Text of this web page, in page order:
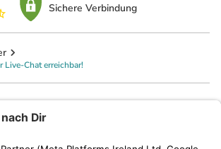
Sichere Verbindung
Live-Chat erreichbar!